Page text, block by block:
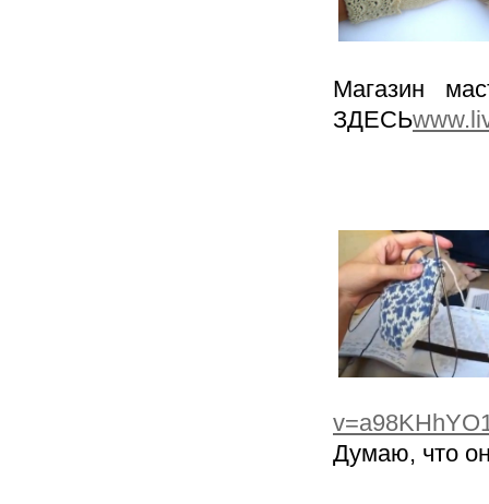
Магазин
ЗДЕСЬ
Думаю, что